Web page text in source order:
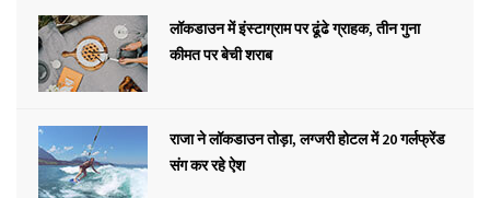
लॉकडाउन में इंस्टाग्राम पर ढूंढे ग्राहक, तीन गुना
कीमत पर बेची शराब
राजा ने लॉकडाउन तोड़ा, लग्जरी होटल में 20 गर्लफ्रेंड
संग कर रहे ऐश